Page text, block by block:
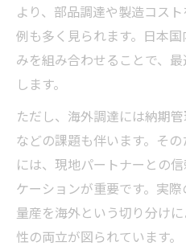
より、部品調達や製造コス
例も多く見られます。日本
みを組み合わせることで、
します。
ただし、海外調達には納期
などの課題も伴います。そ
には、現地パートナーとの
ケーションが重要です。実際
量産を海外という切り分け
性の両立が図られています。